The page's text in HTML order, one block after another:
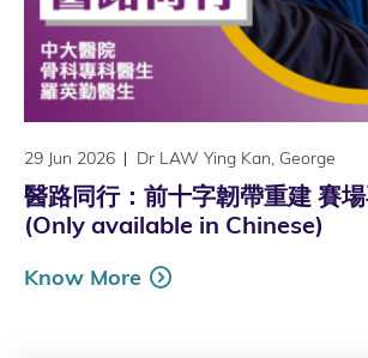
29 Jun 2026 Dr LAW Ying Kan, George
醫路同行：前十字韌帶重建 賽
(Only available in Chinese)
Know More